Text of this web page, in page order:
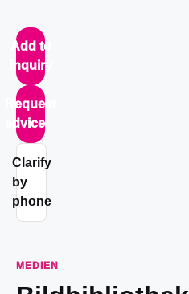
Add to
inquiry
Request
advice
Clarify
by
phone
MEDIEN